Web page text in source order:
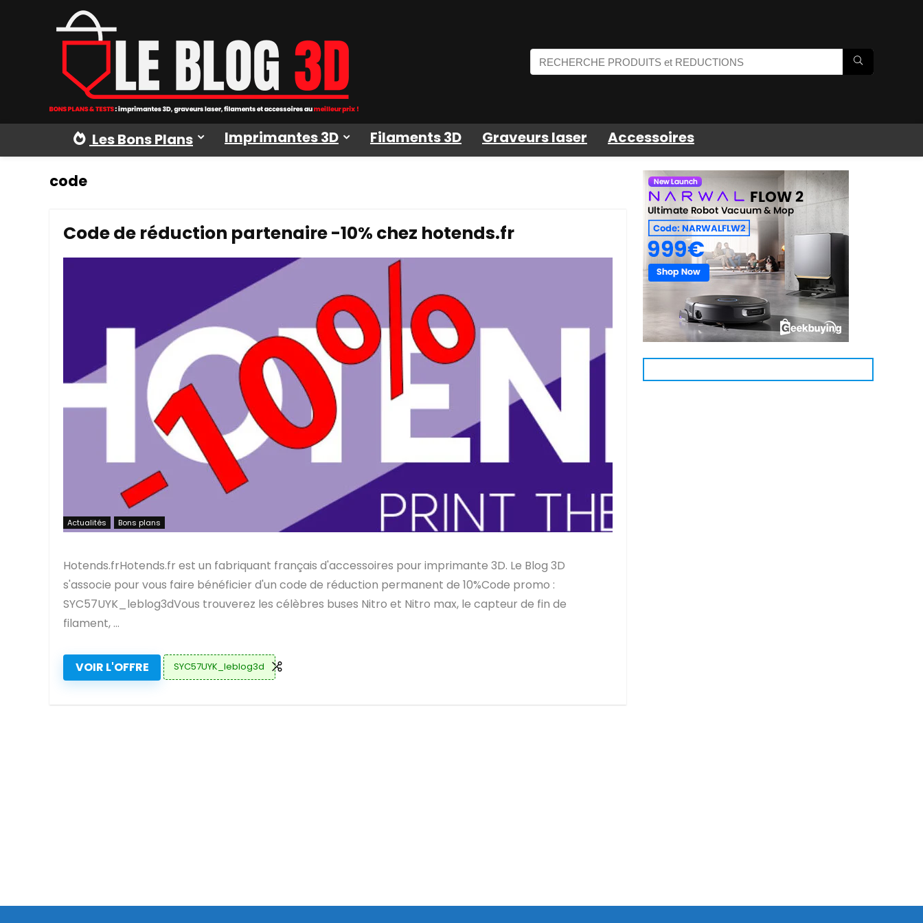
Les Bons Plans Imprimantes 3D Filaments 3D Graveurs laser Accessoires
code
Code de réduction partenaire -10% chez hotends.fr
Actualités Bons plans
Hotends.frHotends.fr est un fabriquant français d'accessoires pour imprimante 3D. Le Blog 3D
s'associe pour vous faire bénéficier d'un code de réduction permanent de 10%Code promo :
SYC57UYK_leblog3dVous trouverez les célèbres buses Nitro et Nitro max, le capteur de fin de
filament, ...
VOIR L'OFFRE SYC57UYK_leblog3d